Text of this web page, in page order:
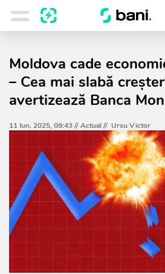
Moldova cade
– Cea mai slabă
avertizează Banca
11 Iun. 2025, 09:43 //Actual// Ursu Victor